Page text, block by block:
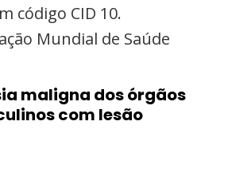
código CID 10.
Mundial de Saúde
maligna dos órgãos
com lesão